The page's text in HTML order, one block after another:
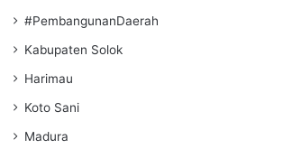
#PembangunanDaerah
Kabupaten Solok
Harimau
Koto Sani
Madura